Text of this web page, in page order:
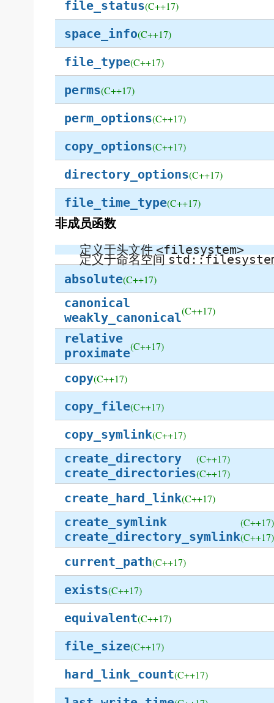
file_status(C++17)
space_info(C++17)
file_type(C++17)
perms(C++17)
perm_options(C++17)
copy_options(C++17)
directory_options(C++17)
file_time_type(C++17)
非成员函数
定义于头文件<filesystem>
定义于命名空间
absolute(C++17)
canonical
weakly_canonical(C++17)
relative
proximate(C++17)
copy(C++17)
copy_file(C++17)
copy_symlink(C++17)
create_directory
create_directories
(C++17)
(C++17)
create_hard_link(C++17)
create_symlink
create_directory_symlink
(C++17)
(C++17)
current_path(C++17)
exists(C++17)
equivalent(C++17)
file_size(C++17)
hard_link_count(C++17)